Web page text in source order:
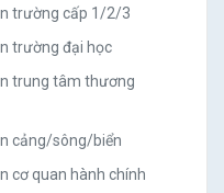
trường cấp 1/2/3
trường đại học
trung tâm thương
cảng/sông/biển
cơ quan hành chính